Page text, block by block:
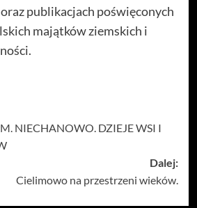
publikacjach poświęconych
majątków ziemskich i
NIECHANOWO. DZIEJE WSI I
Dalej:
Cielimowo na przestrzeni wieków.